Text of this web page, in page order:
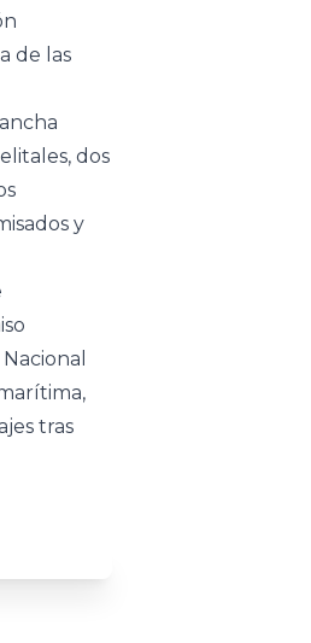
de las
dos
y
tras